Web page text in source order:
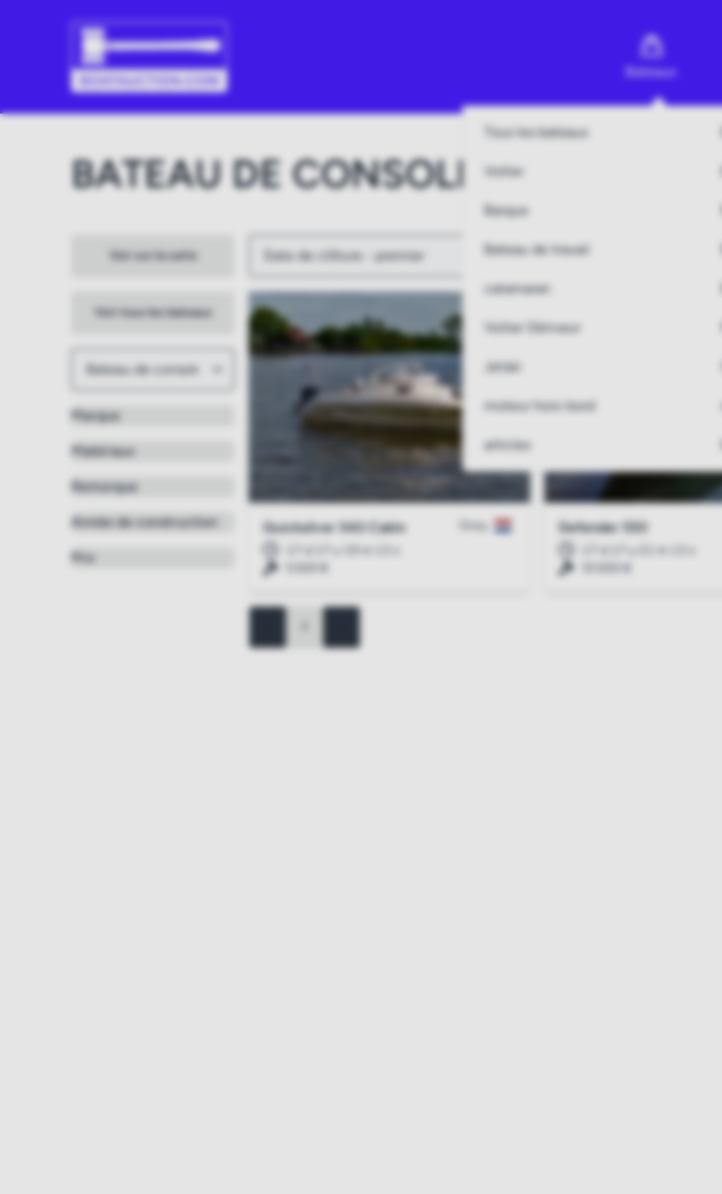
Bateaux
Tous les bateaux
Voilier
Barque
Bateau de travail
catamaran
Voilier Dériveur
Jetski
moteur hors-bord
articles
BATEAU DE CONSOLE
Voir sur la carte
Voir tous les bateaux
Marque
Matériaux
Remorque
Année de construction
Prix
Quicksilver 540 Cabin
Grou
Defender 550